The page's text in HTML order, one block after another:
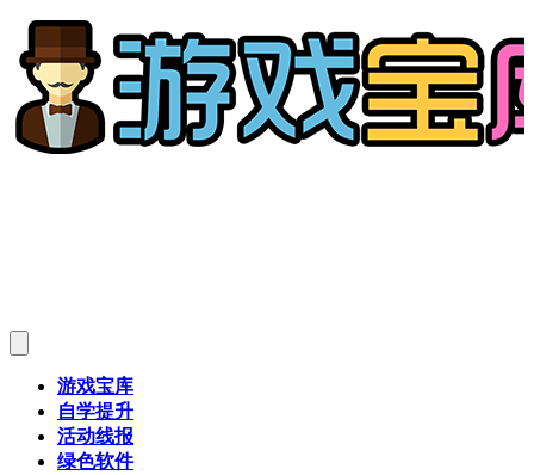
游戏宝库
自学提升
活动线报
绿色软件